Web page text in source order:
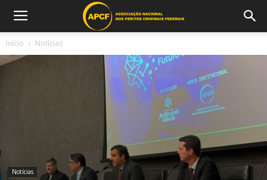
Início Notícias
Notícias